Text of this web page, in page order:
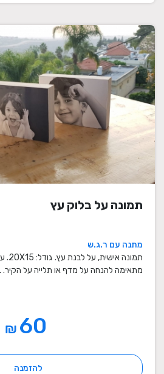
תמונה על בלוק עץ
מתנה עם ר.ג.ש
מתאימה להנחה על מדף או תלייה על הקיר.
₪
להזמנה